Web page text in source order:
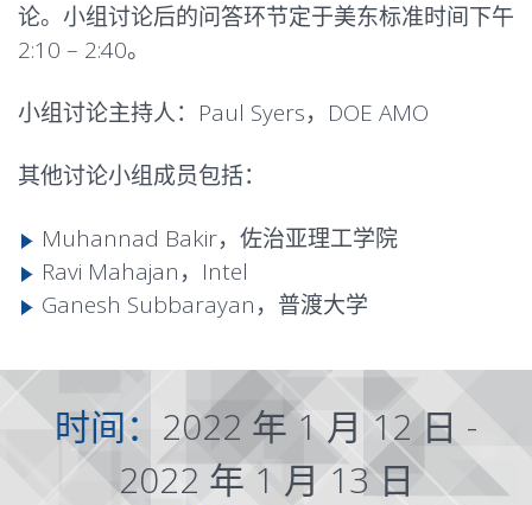
论。小组讨论后的问答环节定于美东标准时间下午
2:10 – 2:40。
小组讨论主持人：Paul Syers，DOE AMO
其他讨论小组成员包括：
Muhannad Bakir，佐治亚理工学院
Ravi Mahajan，Intel
Ganesh Subbarayan，普渡大学
时间： 2022 年 1 月 12 日 -
2022 年 1 月 13 日